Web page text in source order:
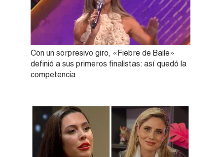
Con un sorpresivo giro, «Fiebre de Baile»
definió a sus primeros finalistas: así quedó la
competencia